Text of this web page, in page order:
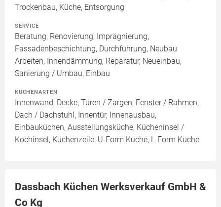
Trockenbau, Küche, Entsorgung
SERVICE
Beratung, Renovierung, Imprägnierung,
Fassadenbeschichtung, Durchführung, Neubau
Arbeiten, Innendämmung, Reparatur, Neueinbau,
Sanierung / Umbau, Einbau
KÜCHENARTEN
Innenwand, Decke, Türen / Zargen, Fenster / Rahmen,
Dach / Dachstuhl, Innentür, Innenausbau,
Einbauküchen, Ausstellungsküche, Kücheninsel /
Kochinsel, Küchenzeile, U-Form Küche, L-Form Küche
Dassbach Küchen Werksverkauf GmbH &
Co Kg